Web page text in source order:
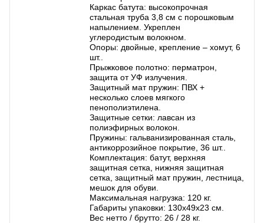
Каркас батута: высокопрочная
стальная труба 3,8 см с порошковым
напылением. Укреплен
углеродистым волокном.
Опоры: двойные, крепление – хомут, 6
шт..
Прыжковое полотно: перматрон,
защита от УФ излучения.
Защитный мат пружин: ПВХ +
несколько слоев мягкого
пенополиэтилена.
Защитные сетки: лавсан из
полиэфирных волокон.
Пружины: гальванизированная сталь,
антикоррозийное покрытие, 36 шт..
Комплектация: батут, верхняя
защитная сетка, нижняя защитная
сетка, защитный мат пружин, лестница,
мешок для обуви.
Максимальная нагрузка: 120 кг.
Габариты упаковки: 130х49х23 см.
Вес нетто / брутто: 26 / 28 кг.